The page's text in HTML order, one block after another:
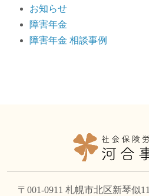
お知らせ
障害年金
障害年金 相談事例
〒001-0911 札幌市北区新琴似